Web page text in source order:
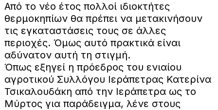
Από το νέο έτος πολλοί ιδιοκτήτες
θερμοκηπίων θα πρέπει να μετακινήσουν
τις εγκαταστάσεις τους σε άλλες
περιοχές. Όμως αυτό πρακτικά είναι
αδύνατον αυτή τη στιγμή.
Όπως εξηγεί η πρόεδρος του ενιαίου
αγροτικού Συλλόγου Ιεράπετρας Κατερίνα
Τσικαλουδάκη από την Ιεράπετρα ως το
Μύρτος για παράδειγμα, λένε στους